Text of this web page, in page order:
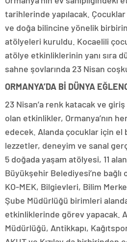
tarihlerinde yapılacak. Çocuklar
ve doğa bilincine yönelik
atölyeleri kuruldu. Kocaelili
atölye etkinliklerinin yanı sıra
sahne şovlarında 23 Nisan
ORMANYA’DA Bİ DÜNYA
23 Nisan’a renk katacak ve
olan etkinlikler, Ormanya’nın
edecek. Alanda çocuklar için el
lezzetler, deneyim ve sanal
5 doğada yaşam atölyesi, 11
Büyükşehir Belediyesi’ne
KO-MEK, Bilgievleri, Bilim
Şube Müdürlüğü birimleri
etkinliklerinde görev yapacak.
Müdürlüğü, Antikkapı,